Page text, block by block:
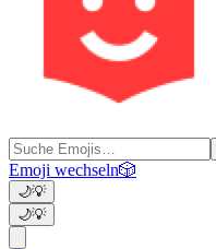
Emoji wechseln🎲
🌙💡
🌙💡